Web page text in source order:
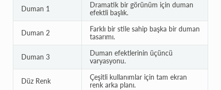
Duman 1
Dramatik bir görünüm için duman
efektli başlık.
Duman 2
Farklı bir stile sahip başka bir duman
tasarımı.
Duman 3
Duman efektlerinin üçüncü
varyasyonu.
Düz Renk
Çeşitli kullanımlar için tam ekran
renk arka planı.